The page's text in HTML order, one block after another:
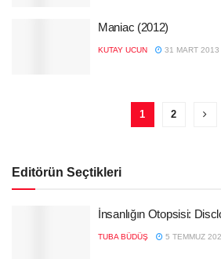
Maniac (2012)
KUTAY UCUN 31 MART 2013
1 2
Editörün Seçtikleri
İnsanlığın Otopsisi:
TUBA BÜDÜŞ 5 TEMMUZ